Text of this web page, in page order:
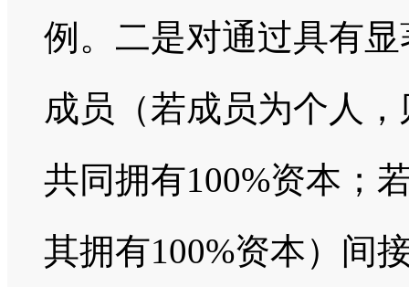
例。二是对通过具有
成员（若成员为个人
共同拥有100%资本；
其拥有100%资本）间